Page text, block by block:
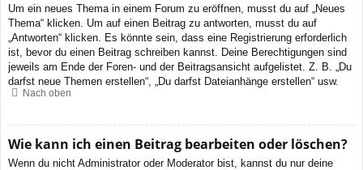
Um ein neues Thema in einem Forum zu eröffnen, musst du auf „Neues
Thema“ klicken. Um auf einen Beitrag zu antworten, musst du auf
„Antworten“ klicken. Es könnte sein, dass eine Registrierung erforderlich
ist, bevor du einen Beitrag schreiben kannst. Deine Berechtigungen sind
jeweils am Ende der Foren- und der Beitragsansicht aufgelistet. Z. B. „Du
darfst neue Themen erstellen“, „Du darfst Dateianhänge erstellen“ usw.
Nach oben
Wie kann ich einen Beitrag bearbeiten oder löschen?
Wenn du nicht Administrator oder Moderator bist, kannst du nur deine